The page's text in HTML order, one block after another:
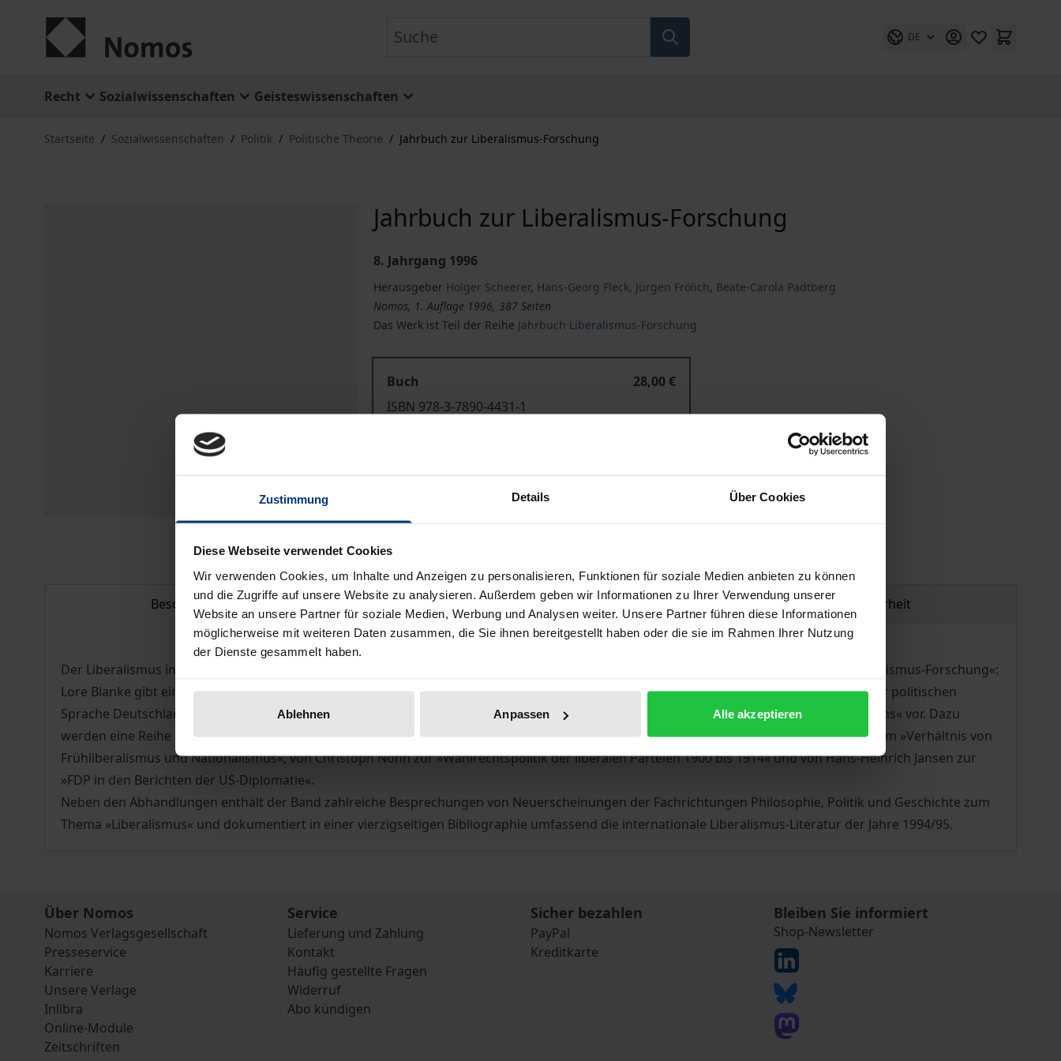
Zustimmung Details Über Cookies
Diese Webseite verwendet Cookies
Wir verwenden Cookies, um Inhalte und Anzeigen zu personalisieren, Funktionen für soziale Medien anbieten zu können
und die Zugriffe auf unsere Website zu analysieren. Außerdem geben wir Informationen zu Ihrer Verwendung unserer
Website an unsere Partner für soziale Medien, Werbung und Analysen weiter. Unsere Partner führen diese Informationen
möglicherweise mit weiteren Daten zusammen, die Sie ihnen bereitgestellt haben oder die sie im Rahmen Ihrer Nutzung
der Dienste gesammelt haben.
Ablehnen Anpassen Alle akzeptieren
DE
Recht Sozialwissenschaften Geisteswissenschaften
Startseite / Sozialwissenschaften / Politik / Politische Theorie / Jahrbuch zur Liberalismus-Forschung
Jahrbuch zur Liberalismus-Forschung
8. Jahrgang 1996
Herausgeber Holger Scheerer, Hans-Georg Fleck, Jürgen Frölich, Beate-Carola Padtberg
Nomos, 1. Auflage 1996, 387 Seiten
Das Werk ist Teil der Reihe Jahrbuch Liberalismus-Forschung
Buch
28,00 €
ISBN 978-3-7890-4431-1
In den Warenkorb Zur Wunschliste hinzufügen
Hinweise zu Versandkosten
Beschreibung Bibliografische Angaben Produktsicherheit
Der Liberalismus in der angelsächsischen Welt ist ein thematischer Schwerpunkt im achten, bisher umfangreichsten »Jahrbuch zur Liberalismus-Forschung«:
Lore Blanke gibt einen Überblick über 200 Jahre »Liberalismus in den USA«, Jörn Leonhard geht den Ursprüngen des Wortes »Liberal in der politischen
Sprache Deutschlands und Englands« nach und Wolther v. Kieseritzky stellt neuere Literatur zur »Bürgertugend aus der Tradition Jeffersons« vor. Dazu
werden eine Reihe neuerer Forschungsergebnisse zum Liberalismus in Deutschland präsentiert: unter anderem von Jörg Echternkamp zum »Verhältnis von
Frühliberalismus und Nationalismus«, von Christoph Nonn zur »Wahlrechtspolitik der liberalen Parteien 1900 bis 1914« und von Hans-Heinrich Jansen zur
»FDP in den Berichten der US-Diplomatie«.
Neben den Abhandlungen enthält der Band zahlreiche Besprechungen von Neuerscheinungen der Fachrichtungen Philosophie, Politik und Geschichte zum
Thema »Liberalismus« und dokumentiert in einer vierzigseitigen Bibliographie umfassend die internationale Liberalismus-Literatur der Jahre 1994/95.
Über Nomos
Nomos Verlagsgesellschaft
Presseservice
Karriere
Unsere Verlage
Inlibra
Online-Module
Zeitschriften
Service
Lieferung und Zahlung
Kontakt
Häufig gestellte Fragen
Widerruf
Abo kündigen
Sicher bezahlen
PayPal
Kreditkarte
Bleiben Sie informiert
Shop-Newsletter